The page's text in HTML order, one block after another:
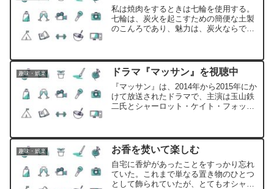
私は焼肉をするときは七輪を使用する。
七輪は、炭火を起こすための簡便な土製
のこんろであり、魅力は、炭火ならでは
柔らかく仕上げるところが多い。また、
炭を使用する量がとても少なくて済むの
が良い。
趣味・娯楽 ドラマ『マッサン』を視聴中
『マッサン』は、2014年から2015年にか
けて放送されたドラマで、主演は玉山鉄
二氏とシャーロット・ケイト・フォック
鶴政孝氏とその妻であるリタ氏が、いわ
ゆるジャパニーズウィスキーをつくるた
めの物語である。
趣味・娯楽 お香を焚いて楽しむ
自宅に香炉があったことをすっかり忘れ
ていた。これまで単なる置き物のひとつ
として飾られていたが、とてもオシャレ